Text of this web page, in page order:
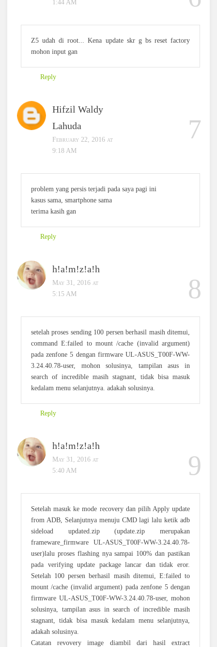
1:44 AM
Z5 udah di root... Kena update skr g bs reset factory
mohon input gan
Reply
Hifzil Waldy
Lahuda
February 22, 2016 at
9:18 AM
problem yang persis terjadi pada saya pagi ini
kasus sama, smartphone sama
terima kasih gan
Reply
h!a!m!z!a!h
May 31, 2016 at
5:15 AM
setelah proses sending 100 persen berhasil masih ditemui,
command E:failed to mount /cache (invalid argument)
pada zenfone 5 dengan firmware UL-ASUS_T00F-WW-
3.24.40.78-user, mohon solusinya, tampilan asus in
search of incredible masih stagnant, tidak bisa masuk
kedalam menu selanjutnya. adakah solusinya.
Reply
h!a!m!z!a!h
May 31, 2016 at
5:40 AM
Setelah masuk ke mode recovery dan pilih Apply update
from ADB, Selanjutnya menuju CMD lagi lalu ketik adb
sideload updated.zip (update.zip merupakan
frameware_firmware UL-ASUS_T00F-WW-3.24.40.78-
user)lalu proses flashing nya sampai 100% dan pastikan
pada verifying update package lancar dan tidak eror.
Setelah 100 persen berhasil masih ditemui, E:failed to
mount /cache (invalid argument) pada zenfone 5 dengan
firmware UL-ASUS_T00F-WW-3.24.40.78-user, mohon
solusinya, tampilan asus in search of incredible masih
stagnant, tidak bisa masuk kedalam menu selanjutnya,
adakah solusinya.
Catatan revovery image diambil dari hasil extract